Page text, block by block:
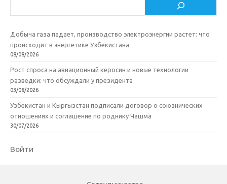
Добыча газа падает, производство электроэнергии растет: что
происходит в энергетике Узбекистана
08/08/2026
Рост спроса на авиационный керосин и новые технологии
разведки: что обсуждали у президента
03/08/2026
Узбекистан и Кыргызстан подписали договор о союзнических
отношениях и соглашение по роднику Чашма
30/07/2026
Войти